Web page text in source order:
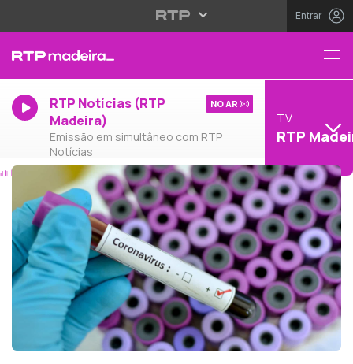
Entrar
RTP Notícias (RTP
Madeira)
Emissão em simultâneo com RTP
Notícias
NO AR
TV
RTP